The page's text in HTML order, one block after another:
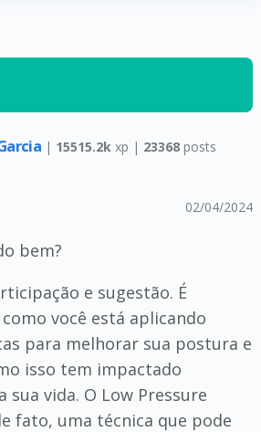
| 15515.2k xp | 23368posts
02/04/2024
bem?
e sugestão. É
você está aplicando
para melhorar sua postura e
isso tem impactado
sua vida. O Low Pressure
fato, uma técnica que pode